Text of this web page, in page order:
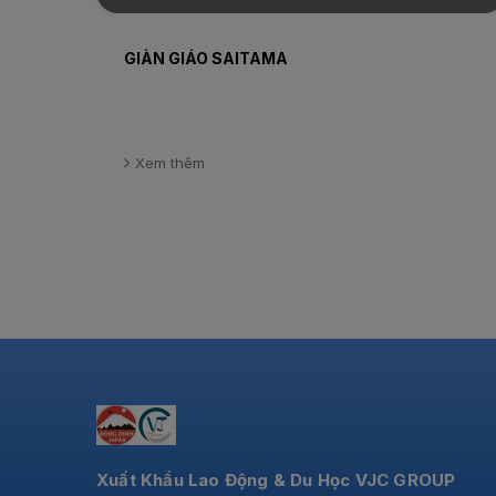
GIÀN GIÁO SAITAMA
Xem thêm
Xuất Khẩu Lao Động & Du Học VJC GROUP